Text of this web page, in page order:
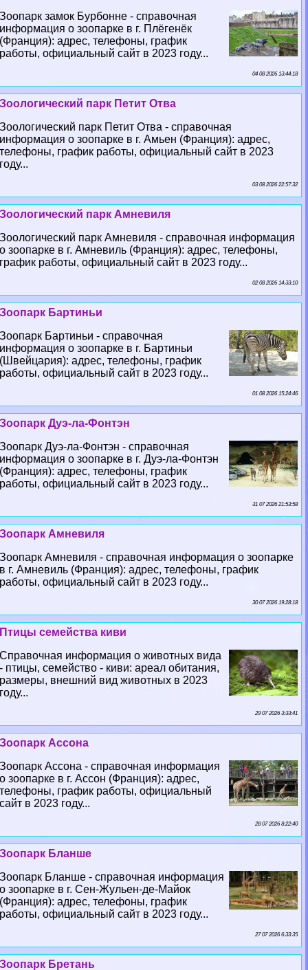
Зоопарк замок Бурбонне - справочная
информация о зоопарке в г. Плёгенёк
(Франция): адрес, телефоны, график
работы, официальный сайт в 2023 году...
04 08 2026 13:44:18
Зоологический парк Петит Отва
Зоологический парк Петит Отва - справочная
информация о зоопарке в г. Амьен (Франция): адрес,
телефоны, график работы, официальный сайт в 2023
году...
03 08 2026 22:57:32
Зоологический парк Амневиля
Зоологический парк Амневиля - справочная информация
о зоопарке в г. Амневиль (Франция): адрес, телефоны,
график работы, официальный сайт в 2023 году...
02 08 2026 14:33:10
Зоопарк Бартиньи
Зоопарк Бартиньи - справочная
информация о зоопарке в г. Бартиньи
(Швейцария): адрес, телефоны, график
работы, официальный сайт в 2023 году...
01 08 2026 15:24:46
Зоопарк Дуэ-ла-Фонтэн
Зоопарк Дуэ-ла-Фонтэн - справочная
информация о зоопарке в г. Дуэ-ла-Фонтэн
(Франция): адрес, телефоны, график
работы, официальный сайт в 2023 году...
31 07 2026 21:53:58
Зоопарк Амневиля
Зоопарк Амневиля - справочная информация о зоопарке
в г. Амневиль (Франция): адрес, телефоны, график
работы, официальный сайт в 2023 году...
30 07 2026 19:28:18
Птицы семейства киви
Справочная информация о животных вида
- птицы, семейство - киви: ареал обитания,
размеры, внешний вид животных в 2023
году...
29 07 2026 3:33:41
Зоопарк Ассона
Зоопарк Ассона - справочная информация
о зоопарке в г. Ассон (Франция): адрес,
телефоны, график работы, официальный
сайт в 2023 году...
28 07 2026 8:22:40
Зоопарк Бланше
Зоопарк Бланше - справочная информация
о зоопарке в г. Сен-Жульен-де-Майок
(Франция): адрес, телефоны, график
работы, официальный сайт в 2023 году...
27 07 2026 6:33:35
Зоопарк Бретань